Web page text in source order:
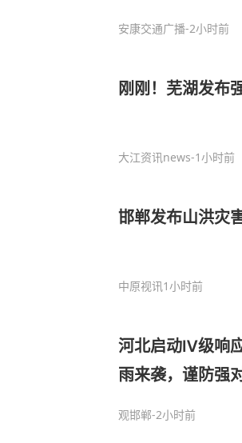
安康交通广播-2小时前
刚刚！芜湖发布
大江资讯news-1小时前
邯郸发布山洪灾
中原视讯1小时前
河北启动Ⅳ级响
雨来袭，谨防强
观邯郸-2小时前